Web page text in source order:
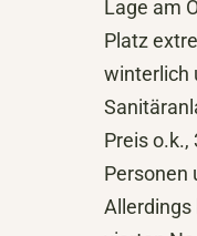
Lage am
Platz
winterlich
Preis o.k.,
Personen
Allerdings